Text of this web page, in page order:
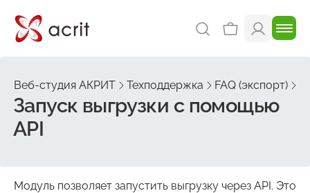
Веб-студия АКРИТ Техподдержка FAQ (экспорт)
Запуск выгрузки с помощью
API
Модуль позволяет запустить выгрузку через API. Это